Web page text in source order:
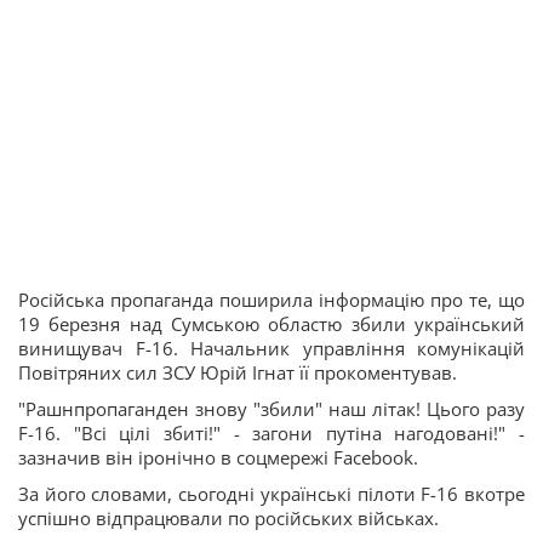
Російська пропаганда поширила інформацію про те, що
19 березня над Сумською областю збили український
винищувач F-16. Начальник управління комунікацій
Повітряних сил ЗСУ Юрій Ігнат її прокоментував.
"Рашнпропаганден знову "збили" наш літак! Цього разу
F-16. "Всі цілі збиті!" - загони путіна нагодовані!" -
зазначив він іронічно в соцмережі Facebook.
За його словами, сьогодні українські пілоти F-16 вкотре
успішно відпрацювали по російських військах.